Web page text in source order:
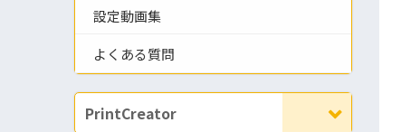
設定動画集
よくある質問
PrintCreator